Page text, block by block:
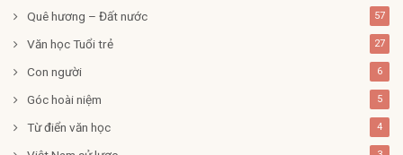
Quê hương – Đất nước 57
Văn học Tuổi trẻ 27
Con người 6
Góc hoài niệm 5
Từ điển văn học 4